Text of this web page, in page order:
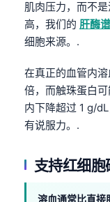
肌肉压力，而不
高，我们的 肝酶
细胞来源。.
在真正的血管内
倍，而触珠蛋白
内下降超过 1 g/
有说服力。.
支持红细
溶血通常比直接